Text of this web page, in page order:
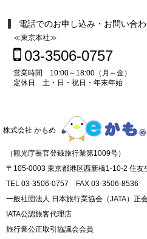
電話でのお申し込み・お問い合
≪東京本社≫
03-3506-0757
営業時間 10:00～18:00（月～金）
定休日 土・日・祝日・年末年始
株式会社 かもめ
（観光庁長官登録旅行業第1009号）
〒105-0003 東京都港区西新橋1-10-2 住友
TEL 03-3506-0757 FAX 03-3506-8536
一般社団法人 日本旅行業協会（JATA）正
IATA公認旅客代理店
旅行業公正取引協議会会員